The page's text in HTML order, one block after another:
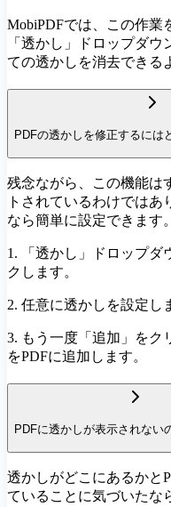
MobiPDFでは、この作業
「透かし」ドロップダ
ての透かしを消去できる
PDFの透かしを修正するには
残念ながら、この機能は
トされているわけでは
なら簡単に設定できます。
1. 「透かし」ドロップダ
クします。
2. 任意に透かしを設定し
3. もう一度「追加」をク
をPDFに追加します。
PDFに透かしが表示されない
透かしがどこにあるかと
ていることに気づいたな